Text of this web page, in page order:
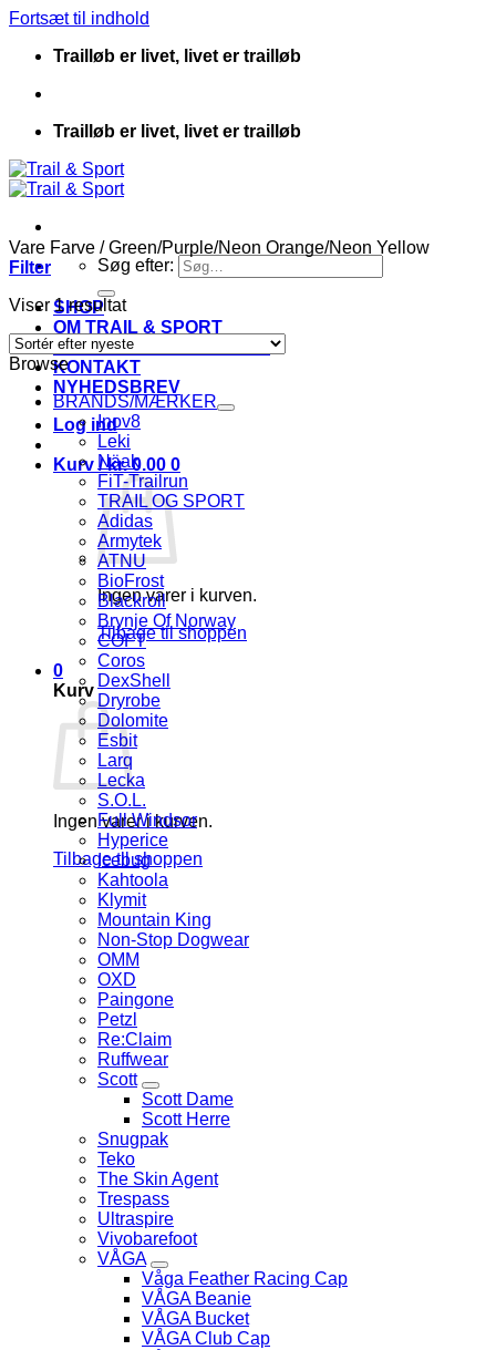
Fortsæt til indhold
Trailløb er livet, livet er trailløb
Trailløb er livet, livet er trailløb
Søg efter:
SHOP
OM TRAIL & SPORT
HANDELSBETINGELSER
KONTAKT
NYHEDSBREV
Log ind
Kurv /kr.0.00 0
Ingen varer i kurven.
Tilbage til shoppen
0
Kurv
Ingen varer i kurven.
Tilbage til shoppen
Vare Farve /Green/Purple/Neon Orange/Neon Yellow
Filter
Viser 1 resultat
Browse
BRANDS/MÆRKER
Inov8
Leki
Näak
FiT-Trailrun
TRAIL OG SPORT
Adidas
Armytek
ATNU
BioFrost
Blackroll
Brynje Of Norway
COFT
Coros
DexShell
Dryrobe
Dolomite
Esbit
Larq
Lecka
S.O.L.
Full Windsor
Hyperice
Icebug
Kahtoola
Klymit
Mountain King
Non-Stop Dogwear
OMM
OXD
Paingone
Petzl
Re:Claim
Ruffwear
Scott
Scott Dame
Scott Herre
Snugpak
Teko
The Skin Agent
Trespass
Ultraspire
Vivobarefoot
VÅGA
Våga Feather Racing Cap
VÅGA Beanie
VÅGA Bucket
VÅGA Club Cap